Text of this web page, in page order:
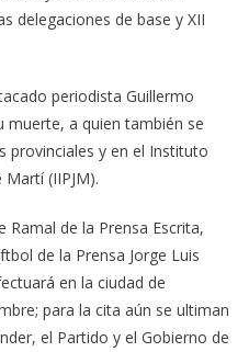
delegaciones de base y XII
periodista Guillermo
muerte, a quien también se
provinciales y en el Instituto
(IIPJM).
Ramal de la Prensa Escrita,
de la Prensa Jorge Luis
en la ciudad de
para la cita aún se ultiman
el Partido y el Gobierno de